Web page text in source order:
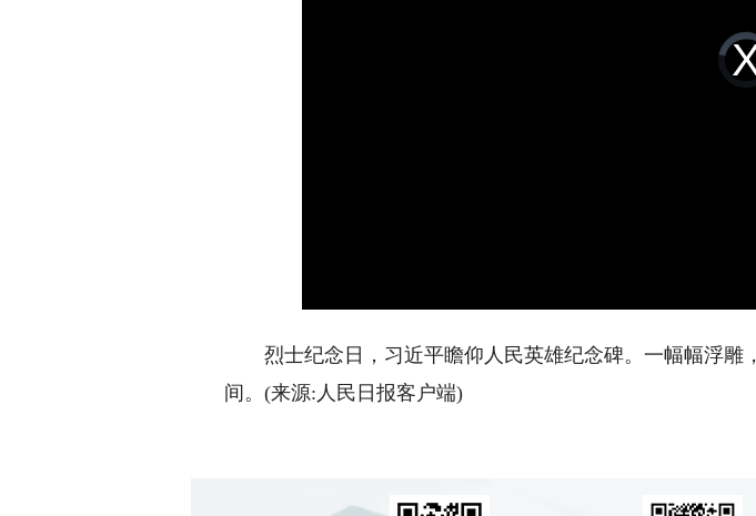
Video
Player
烈士纪念日，习近平瞻仰人民英雄纪念碑。一幅幅浮雕
间。(来源:人民日报客户端)